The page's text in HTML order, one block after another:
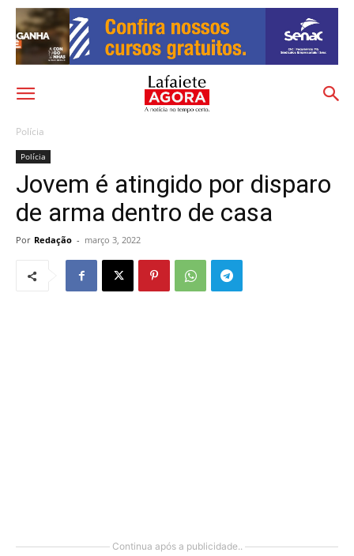
Polícia
Polícia
Jovem é atingido por disparo
de arma dentro de casa
Por Redação - março 3, 2022
Continua após a publicidade..